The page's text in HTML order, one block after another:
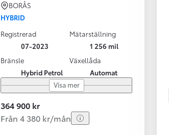
BORÅS
HYBRID
Registrerad
07-2023
Mätarställning
1 256 mil
Bränsle
Hybrid Petrol
Växellåda
Automat
Visa mer
364 900 kr
Från 4 380 kr/mån